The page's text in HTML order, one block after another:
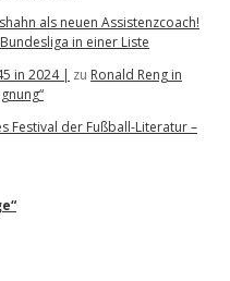
als neuen Assistenzcoach!
in einer Liste
in 2024 | zu Ronald Reng in
Festival der Fußball-Literatur –